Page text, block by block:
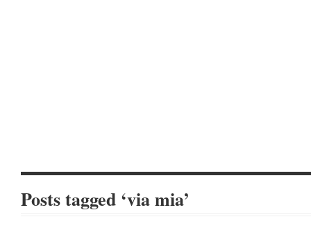
Posts tagged ‘via mia’